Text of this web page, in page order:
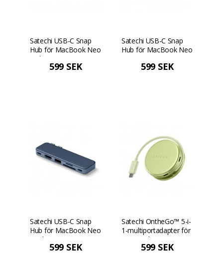
Satechi USB-C Snap
Hub för MacBook Neo
- Silver
599 SEK
Satechi USB-C Snap
Hub för MacBook Neo
599 SEK
Satechi USB-C Snap
Hub för MacBook Neo
- Indigo
599 SEK
Satechi OntheGo™ 5-i-
1-multiportadapter för
MacBook Neo - Citrus
599 SEK